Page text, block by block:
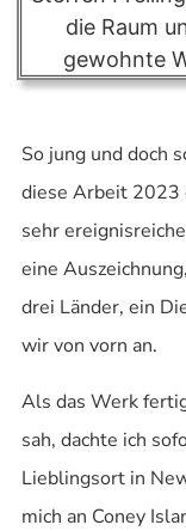
So jung und doch
diese Arbeit 2023
sehr
eine
drei Länder, ein
wir von vorn an.
Als das Werk
sah, dachte ich
Lieblingsort in
mich an Coney